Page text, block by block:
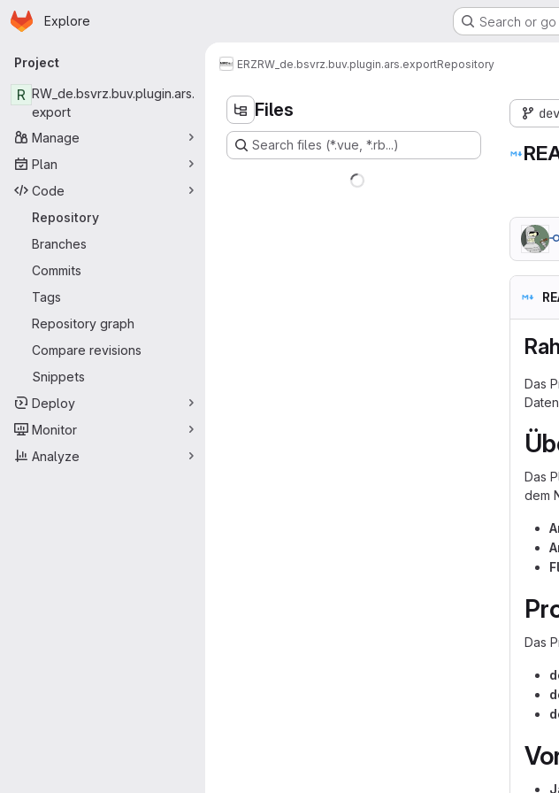
Skip to main content
Homepage
Explore Search or
Primary navigation
Project
R RW_de.bsvrz.buv.plugin.ars.
export
Manage
Plan
Code
Repository
Branches
Commits
Tags
Repository graph
Compare revisions
Snippets
Deploy
Monitor
Analyze
ERZRW_de.bsvrz.buv.plugin.ars.exportRepository
Files
Search files (*.vue, *.rb...)
Das
Das
dem
Das